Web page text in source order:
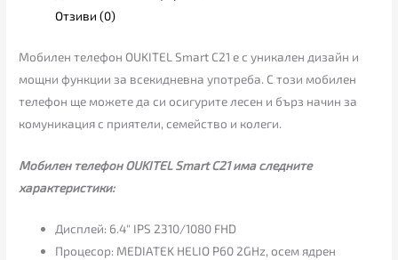
Отзиви (0)
Мобилен телефон OUKITEL Smart C21 е с уникален дизайн и
мощни функции за всекидневна употреба. С този мобилен
телефон ще можете да си осигурите лесен и бърз начин за
комуникация с приятели, семейство и колеги.
Мобилен телефон OUKITEL Smart C21 има следните
характеристики:
Дисплей: 6.4″ IPS 2310/1080 FHD
Процесор: MEDIATEK HELIO P60 2GHz, осем ядрен